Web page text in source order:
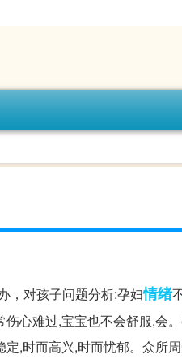
，对孩子问题分析:孕妇情绪
心难过,宝宝也不会舒服,会
,时而高兴,时而忧郁。众所